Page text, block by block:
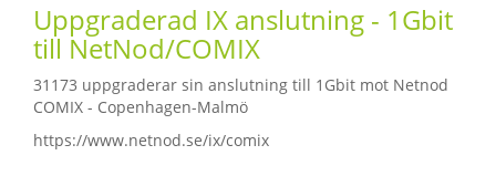
Uppgraderad IX anslutning - 1Gbit
till NetNod/COMIX
31173 uppgraderar sin anslutning till 1Gbit mot Netnod
COMIX - Copenhagen-Malmö
https://www.netnod.se/ix/comix